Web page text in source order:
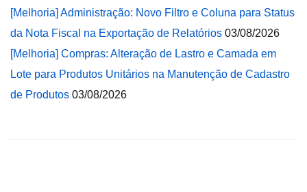
[Melhoria] Administração: Novo Filtro e Coluna para Status
da Nota Fiscal na Exportação de Relatórios 03/08/2026
[Melhoria] Compras: Alteração de Lastro e Camada em
Lote para Produtos Unitários na Manutenção de Cadastro
de Produtos 03/08/2026